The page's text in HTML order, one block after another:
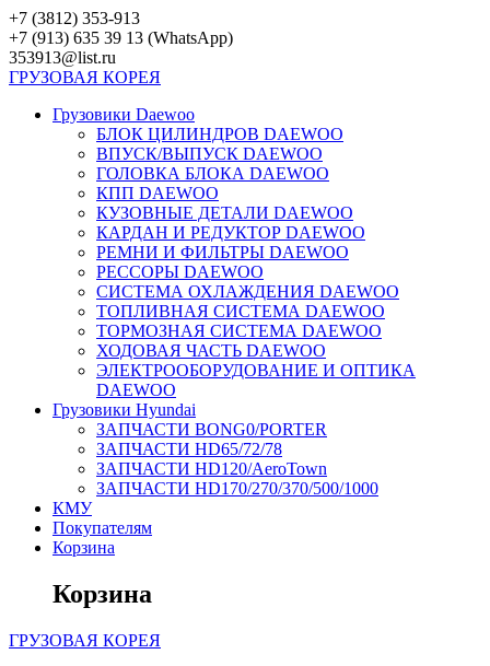
Перейти
к
контенту
+7 (3812) 353-913
+7 (913) 635 39 13 (WhatsApp)
353913@list.ru
ГРУЗОВАЯ КОРЕЯ
Грузовики Daewoo
БЛОК ЦИЛИНДРОВ DAEWOO
ВПУСК/ВЫПУСК DAEWOO
ГОЛОВКА БЛОКА DAEWOO
КПП DAEWOO
КУЗОВНЫЕ ДЕТАЛИ DAEWOO
КАРДАН И РЕДУКТОР DAEWOO
РЕМНИ И ФИЛЬТРЫ DAEWOO
РЕССОРЫ DAEWOO
СИСТЕМА ОХЛАЖДЕНИЯ DAEWOO
ТОПЛИВНАЯ СИСТЕМА DAEWOO
ТОРМОЗНАЯ СИСТЕМА DAEWOO
ХОДОВАЯ ЧАСТЬ DAEWOO
ЭЛЕКТРООБОРУДОВАНИЕ И ОПТИКА
DAEWOO
Грузовики Hyundai
ЗАПЧАСТИ BONG0/PORTER
ЗАПЧАСТИ HD65/72/78
ЗАПЧАСТИ HD120/AeroTown
ЗАПЧАСТИ HD170/270/370/500/1000
КМУ
Покупателям
Корзина
Корзина
ГРУЗОВАЯ КОРЕЯ